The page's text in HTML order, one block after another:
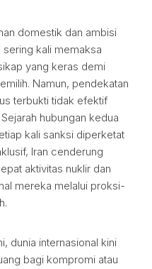
domestik dan ambisi
kali memaksa
yang keras demi
Namun, pendekatan
terbukti tidak efektif
hubungan kedua
kali sanksi diperketat
Iran cenderung
aktivitas nuklir dan
mereka melalui proksi-
dunia internasional kini
bagi kompromi atau